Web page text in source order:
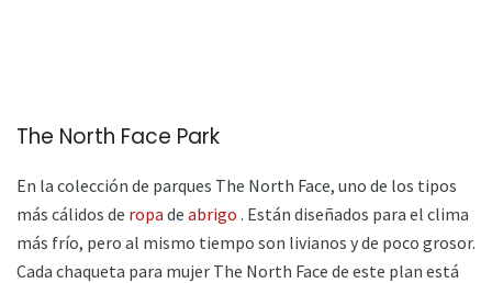
The North Face Park
En la colección de parques The North Face, uno de los tipos
más cálidos de ropa de abrigo . Están diseñados para el clima
más frío, pero al mismo tiempo son livianos y de poco grosor.
Cada chaqueta para mujer The North Face de este plan está